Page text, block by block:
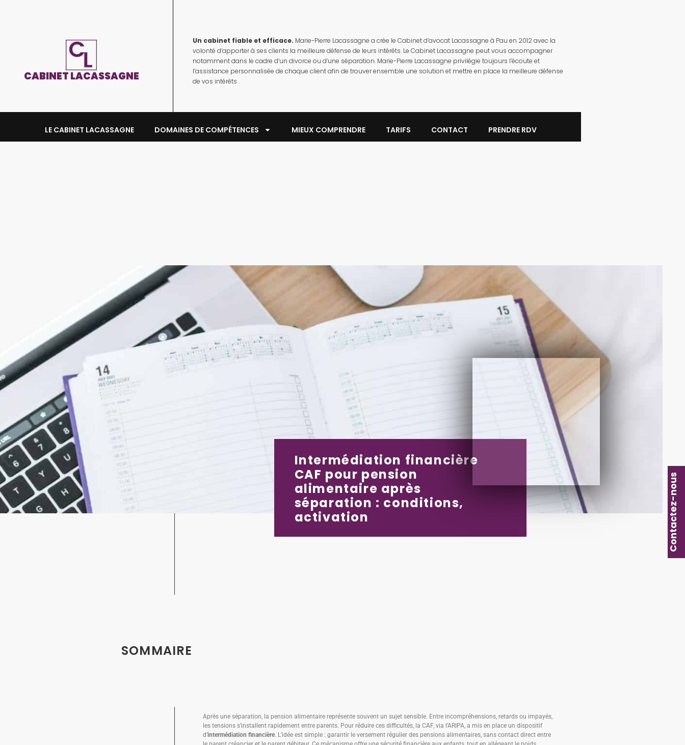
Contactez-nous
CABINET LACASSAGNE
Un cabinet fiable et efficace. Marie-Pierre Lacassagne a crée le Cabinet d’avocat Lacassagne à Pau en 2012 avec la
volonté d’apporter à ses clients la meilleure défense de leurs intérêts. Le Cabinet Lacassagne peut vous accompagner
notamment dans le cadre d’un divorce ou d’une séparation. Marie-Pierre Lacassagne privilégie toujours l’écoute et
l’assistance personnalisée de chaque client afin de trouver ensemble une solution et mettre en place la meilleure défense
de vos intérêts .
LE CABINET LACASSAGNE DOMAINES DE COMPÉTENCES MIEUX COMPRENDRE TARIFS CONTACT PRENDRE RDV
Intermédiation financière
CAF pour pension
alimentaire après
séparation : conditions,
activation
SOMMAIRE
Après une séparation, la pension alimentaire représente souvent un sujet sensible. Entre incompréhensions, retards ou impayés,
les tensions s’installent rapidement entre parents. Pour réduire ces difficultés, la CAF, via l’ARIPA, a mis en place un dispositif
d’intermédiation financière. L’idée est simple : garantir le versement régulier des pensions alimentaires, sans contact direct entre